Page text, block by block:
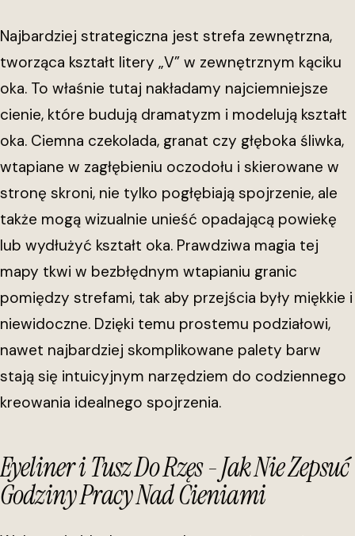
Najbardziej strategiczna jest strefa zewnętrzna,
tworząca kształt litery „V” w zewnętrznym kąciku
oka. To właśnie tutaj nakładamy najciemniejsze
cienie, które budują dramatyzm i modelują kształt
oka. Ciemna czekolada, granat czy głęboka śliwka,
wtapiane w zagłębieniu oczodołu i skierowane w
stronę skroni, nie tylko pogłębiają spojrzenie, ale
także mogą wizualnie unieść opadającą powiekę
lub wydłużyć kształt oka. Prawdziwa magia tej
mapy tkwi w bezbłędnym wtapianiu granic
pomiędzy strefami, tak aby przejścia były miękkie i
niewidoczne. Dzięki temu prostemu podziałowi,
nawet najbardziej skomplikowane palety barw
stają się intuicyjnym narzędziem do codziennego
kreowania idealnego spojrzenia.
Eyeliner i Tusz Do Rzęs - Jak Nie Zepsuć
Godziny Pracy Nad Cieniami